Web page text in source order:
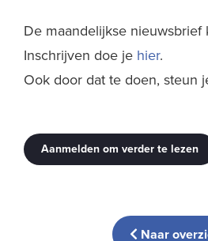
De maandelijkse nieuwsbrief
Inschrijven doe je hier.
Ook door dat te doen, steun
Aanmelden om verder te lezen
Naar